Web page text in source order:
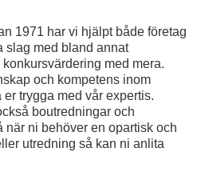
1971 har vi hjälpt både företag
slag med bland annat
med mera.
och kompetens inom
trygga med vår expertis.
boutredningar och
när ni behöver en opartisk och
utredning så kan ni anlita